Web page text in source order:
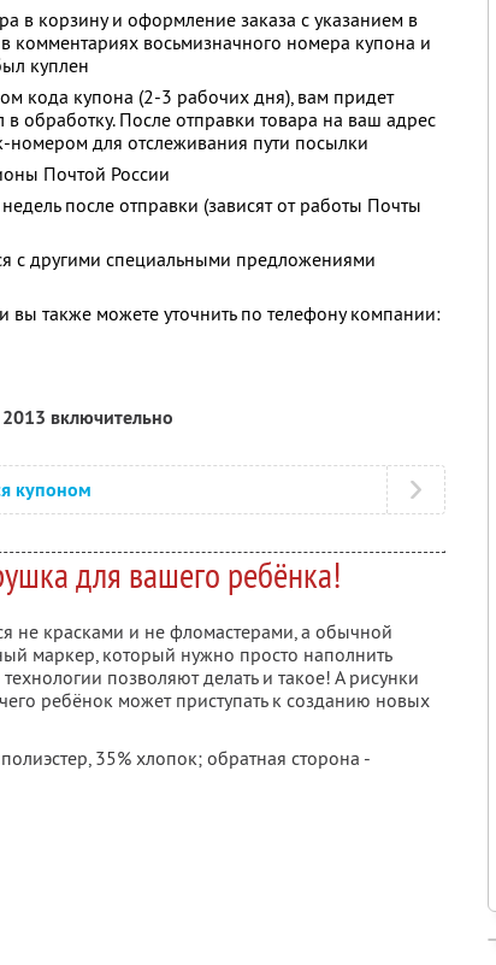
в корзину и оформление заказа с указанием в
комментариях восьмизначного номера купона и
куплен
кода купона (2-3 рабочих дня), вам придет
в обработку. После отправки товара на ваш адрес
номером для отслеживания пути посылки
Почтой России
после отправки (зависят от работы Почты
с другими специальными предложениями
также можете уточнить по телефону компании:
включительно
купоном
для вашего ребёнка!
не красками и не фломастерами, а обычной
маркер, который нужно просто наполнить
позволяют делать и такое! А рисунки
ребёнок может приступать к созданию новых
35% хлопок; обратная сторона -